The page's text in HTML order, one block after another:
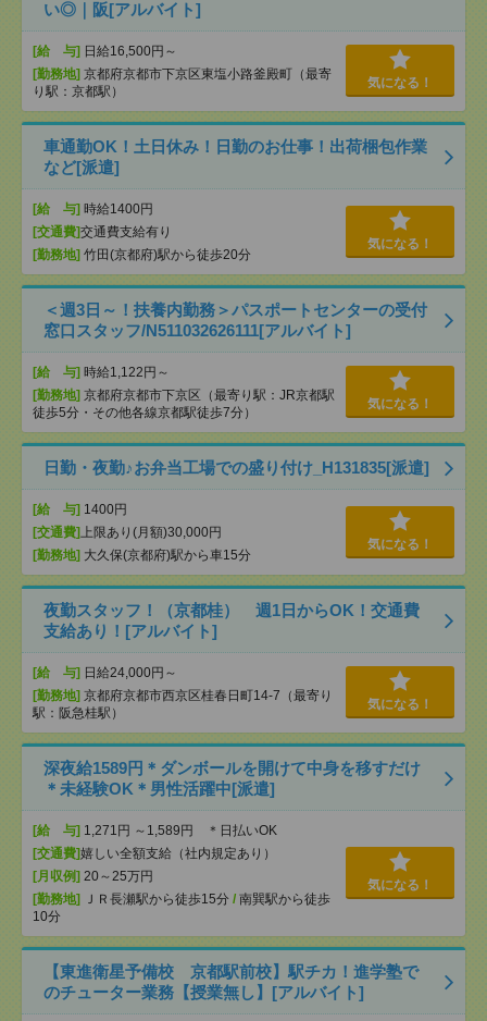
い◎｜阪[アルバイト]
[給 与] 日給16,500円～
[勤務地] 京都府京都市下京区東塩小路釜殿町（最寄
り駅：京都駅）
気になる！
車通勤OK！土日休み！日勤のお仕事！出荷梱包作業
など[派遣]
[給 与] 時給1400円
[交通費]交通費支給有り
[勤務地] 竹田(京都府)駅から徒歩20分
気になる！
＜週3日～！扶養内勤務＞パスポートセンターの受付
窓口スタッフ/N511032626111[アルバイト]
[給 与] 時給1,122円～
[勤務地] 京都府京都市下京区（最寄り駅：JR京都駅
徒歩5分・その他各線京都駅徒歩7分）
気になる！
日勤・夜勤♪お弁当工場での盛り付け_H131835[派遣]
[給 与] 1400円
[交通費] 上限あり(月額)30,000円
[勤務地] 大久保(京都府)駅から車15分
気になる！
夜勤スタッフ！（京都桂） 週1日からOK！交通費
支給あり！[アルバイト]
[給 与] 日給24,000円～
[勤務地] 京都府京都市西京区桂春日町14-7（最寄り
駅：阪急桂駅）
気になる！
深夜給1589円＊ダンボールを開けて中身を移すだけ
＊未経験OK＊男性活躍中[派遣]
[給 与] 1,271円 ～1,589円 ＊日払いOK
[交通費]嬉しい全額支給（社内規定あり）
[月収例] 20～25万円
[勤務地]
ＪＲ長瀬駅から徒歩15分 / 南巽駅から徒歩
10分
気になる！
【東進衛星予備校 京都駅前校】駅チカ！進学塾で
のチューター業務【授業無し】[アルバイト]